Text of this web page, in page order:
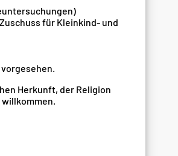
für Kleinkind- und
Herkunft, der Religion